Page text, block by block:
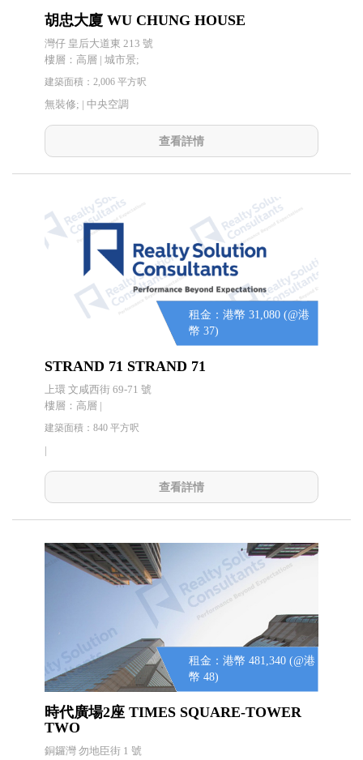
胡忠大廈 WU CHUNG HOUSE
灣仔 皇后大道東 213 號
樓層：高層 | 城市景;
建築面積：2,006 平方呎
無裝修; | 中央空調
查看詳情
租金：港幣 31,080 (@港
幣 37)
STRAND 71 STRAND 71
上環 文咸西街 69-71 號
樓層：高層 |
建築面積：840 平方呎
|
查看詳情
租金：港幣 481,340 (@港
幣 48)
時代廣場2座 TIMES SQUARE-TOWER
TWO
銅鑼灣 勿地臣街 1 號